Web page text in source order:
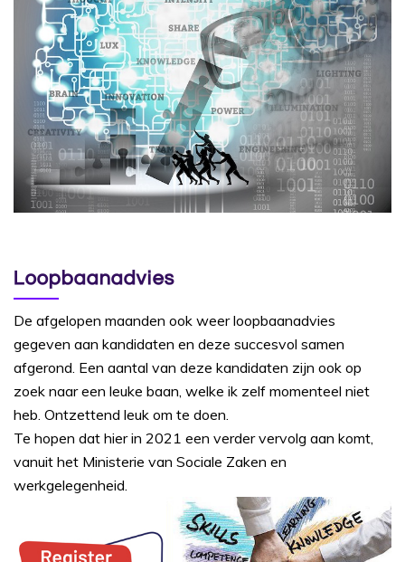
Loopbaanadvies
De afgelopen maanden ook weer loopbaanadvies
gegeven aan kandidaten en deze succesvol samen
afgerond. Een aantal van deze kandidaten zijn ook op
zoek naar een leuke baan, welke ik zelf momenteel niet
heb. Ontzettend leuk om te doen.
Te hopen dat hier in 2021 een verder vervolg aan komt,
vanuit het Ministerie van Sociale Zaken en
werkgelegenheid.